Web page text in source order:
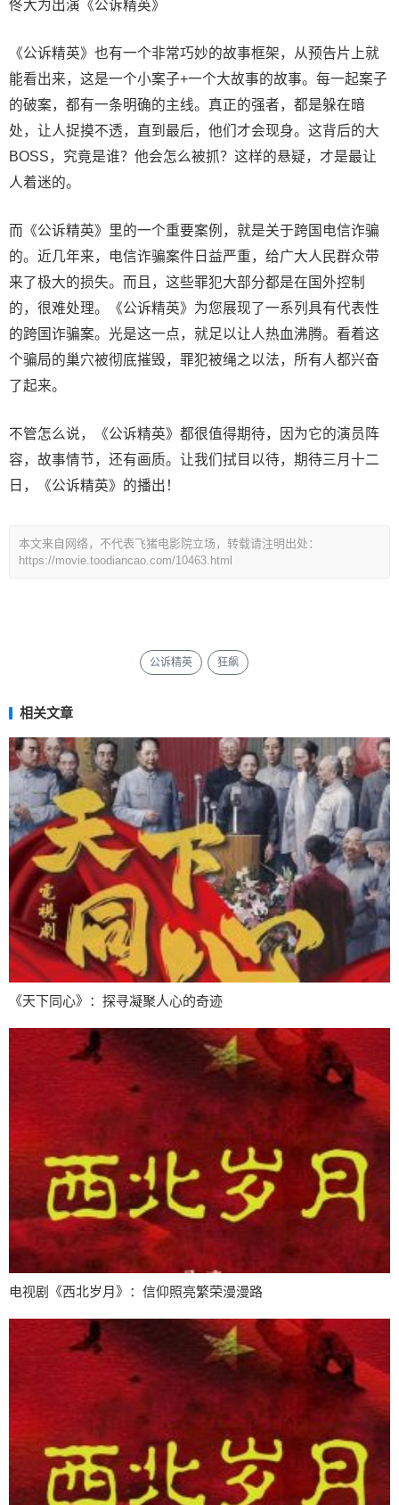
佟大为出演《公诉精英》
《公诉精英》也有一个非常巧妙的故事框架，从预告片上就
能看出来，这是一个小案子+一个大故事的故事。每一起案子
的破案，都有一条明确的主线。真正的强者，都是躲在暗
处，让人捉摸不透，直到最后，他们才会现身。这背后的大
BOSS，究竟是谁？他会怎么被抓？这样的悬疑，才是最让
人着迷的。
而《公诉精英》里的一个重要案例，就是关于跨国电信诈骗
的。近几年来，电信诈骗案件日益严重，给广大人民群众带
来了极大的损失。而且，这些罪犯大部分都是在国外控制
的，很难处理。《公诉精英》为您展现了一系列具有代表性
的跨国诈骗案。光是这一点，就足以让人热血沸腾。看着这
个骗局的巢穴被彻底摧毁，罪犯被绳之以法，所有人都兴奋
了起来。
不管怎么说，《公诉精英》都很值得期待，因为它的演员阵
容，故事情节，还有画质。让我们拭目以待，期待三月十二
日，《公诉精英》的播出！
本文来自网络，不代表飞猪电影院立场，转载请注明出处：
https://movie.toodiancao.com/10463.html
公诉精英 狂飙
相关文章
《天下同心》：探寻凝聚人心的奇迹
电视剧《西北岁月》：信仰照亮繁荣漫漫路